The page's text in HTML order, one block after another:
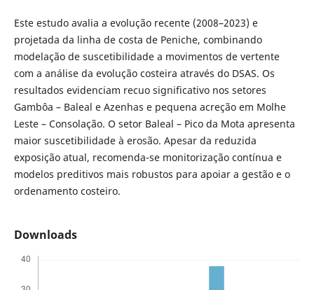
Este estudo avalia a evolução recente (2008–2023) e
projetada da linha de costa de Peniche, combinando
modelação de suscetibilidade a movimentos de vertente
com a análise da evolução costeira através do DSAS. Os
resultados evidenciam recuo significativo nos setores
Gambôa – Baleal e Azenhas e pequena acreção em Molhe
Leste – Consolação. O setor Baleal – Pico da Mota apresenta
maior suscetibilidade à erosão. Apesar da reduzida
exposição atual, recomenda-se monitorização contínua e
modelos preditivos mais robustos para apoiar a gestão e o
ordenamento costeiro.
Downloads